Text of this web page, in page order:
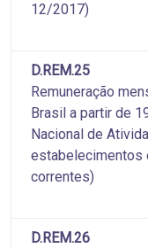
12/2017)
D.REM.25
Remuneração
Brasil a partir de
Nacional de
estabelecimentos
correntes)
D.REM.26